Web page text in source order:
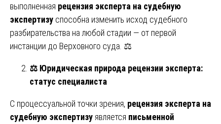
выполненная рецензия эксперта на судебную
экспертизу способна изменить исход судебного
разбирательства на любой стадии — от первой
инстанции до Верховного суда. ⚖️
⚖️ Юридическая природа рецензии эксперта:
статус специалиста
С процессуальной точки зрения, рецензия эксперта на
судебную экспертизу является письменной